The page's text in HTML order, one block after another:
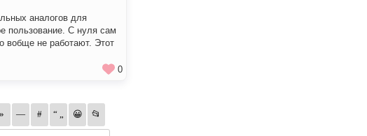
аналогов для
пользование. С нуля сам
вобще не работают. Этот
0